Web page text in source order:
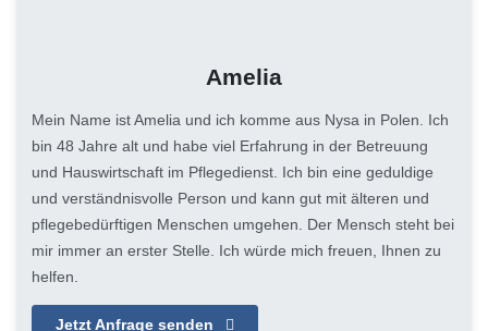
Amelia
Mein Name ist Amelia und ich komme aus Nysa in Polen. Ich
bin 48 Jahre alt und habe viel Erfahrung in der Betreuung
und Hauswirtschaft im Pflegedienst. Ich bin eine geduldige
und verständnisvolle Person und kann gut mit älteren und
pflegebedürftigen Menschen umgehen. Der Mensch steht bei
mir immer an erster Stelle. Ich würde mich freuen, Ihnen zu
helfen.
Jetzt Anfrage senden